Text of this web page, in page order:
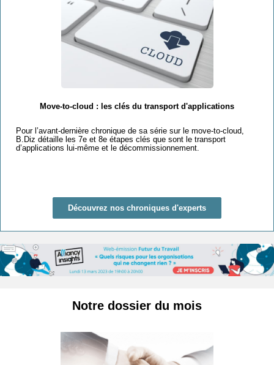
Move-to-cloud : les clés du transport d'applications
Pour l’avant-dernière chronique de sa série sur le move-to-cloud,
B.Diz détaille les 7e et 8e étapes clés que sont le transport
d’applications lui-même et le décommissionnement.
Découvrez nos chroniques d'experts
Notre dossier du mois